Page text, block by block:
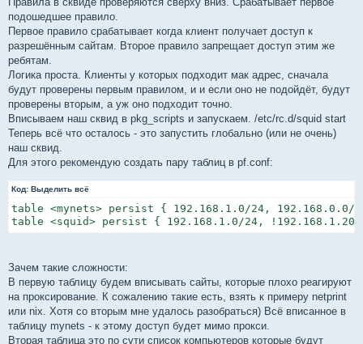
подошедшее правило.
Первое правило срабатывает когда клиент получает доступ к
разрешённым сайтам. Второе правило запрещает доступ этим же
ребятам.
Логика проста. Клиенты у которых подходит мак адрес, сначала
будут проверены первым правилом, и и если оно не подойдёт, будут
проверены вторым, а уж оно подходит точно.
Вписываем наш сквид в pkg_scripts и запускаем. /etc/rc.d/squid start
Теперь всё что осталось - это запустить глобально (или не очень)
наш сквид.
Для этого рекомендую создать пару таблиц в pf.conf:
Код: Выделить всё
table <mynets> persist { 192.168.1.0/24, 192.168.0.0/
table <squid> persist { 192.168.1.0/24,
Зачем такие сложности:
В первую таблицу будем вписывать сайты, которые плохо реагируют
на проксирование. К сожалению такие есть, взять к примеру netprint
или nix. Хотя со вторым мне удалось разобраться) Всё вписанное в
таблицу mynets - к этому доступ будет мимо прокси.
Вторая таблица это по сути список компьютеров которые будут